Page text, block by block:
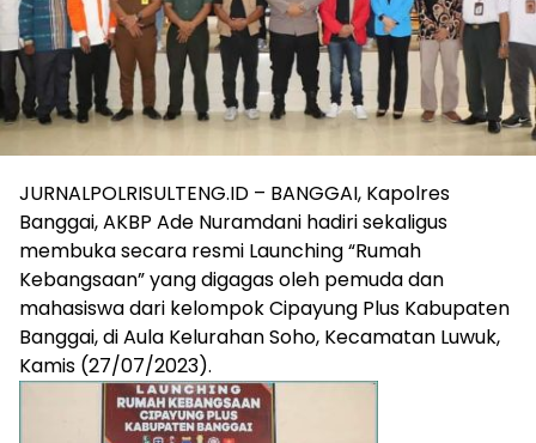
JURNALPOLRISULTENG.ID – BANGGAI, Kapolres
Banggai, AKBP Ade Nuramdani hadiri sekaligus
membuka secara resmi Launching “Rumah
Kebangsaan” yang digagas oleh pemuda dan
mahasiswa dari kelompok Cipayung Plus Kabupaten
Banggai, di Aula Kelurahan Soho, Kecamatan Luwuk,
Kamis (27/07/2023).